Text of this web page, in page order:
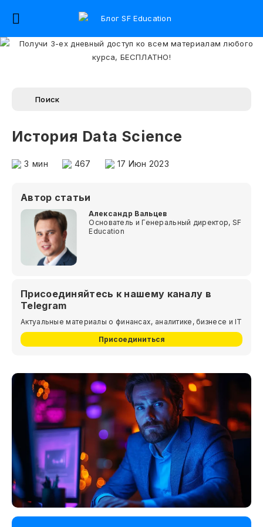
История Data Science
3 мин 467 17 Июн 2023
Автор статьи
Александр Вальцев
Основатель и Генеральный директор, SF
Education
Присоединяйтесь к нашему каналу в
Telegram
Актуальные материалы о финансах, аналитике, бизнесе и IT
Присоединиться